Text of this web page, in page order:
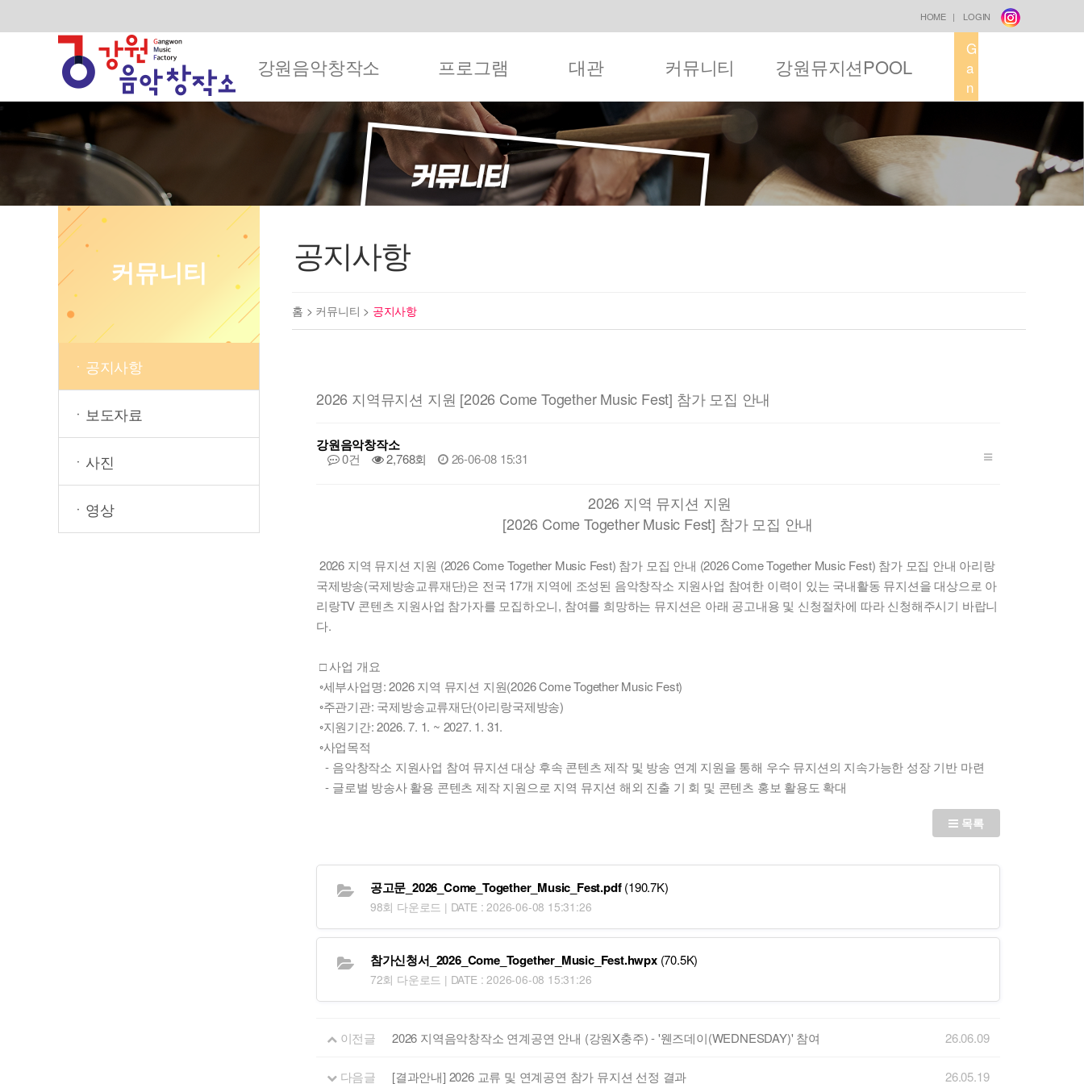
HOME | LOGIN
강원음악창작소 프로그램 대관 커뮤니티 강원뮤지션POOL
G
a
n
g
o
u
커뮤니티
ㆍ공지사항
ㆍ보도자료
ㆍ사진
ㆍ영상
공지사항
홈 > 커뮤니티 > 공지사항
2026 지역뮤지션 지원 [2026 Come Together Music Fest] 참가 모집 안내
강원음악창작소
0건 2,768회 26-06-08 15:31
2026 지역 뮤지션 지원
[2026 Come Together Music Fest] 참가 모집 안내
2026 지역 뮤지션 지원 (2026 Come Together Music Fest) 참가 모집 안내 (2026 Come Together Music Fest) 참가 모집 안내 아리랑
국제방송(국제방송교류재단)은 전국 17개 지역에 조성된 음악창작소 지원사업 참여한 이력이 있는 국내활동 뮤지션을 대상으로 아
리랑TV 콘텐츠 지원사업 참가자를 모집하오니, 참여를 희망하는 뮤지션은 아래 공고내용 및 신청절차에 따라 신청해주시기 바랍니
다.
□ 사업 개요
◦세부사업명: 2026 지역 뮤지션 지원(2026 Come Together Music Fest)
◦주관기관: 국제방송교류재단(아리랑국제방송)
◦지원기간: 2026. 7. 1. ~ 2027. 1. 31.
◦사업목적
- 음악창작소 지원사업 참여 뮤지션 대상 후속 콘텐츠 제작 및 방송 연계 지원을 통해 우수 뮤지션의 지속가능한 성장 기반 마련
- 글로벌 방송사 활용 콘텐츠 제작 지원으로 지역 뮤지션 해외 진출 기 회 및 콘텐츠 홍보 활용도 확대
목록
공고문_2026_Come_Together_Music_Fest.pdf(190.7K)
98회 다운로드 | DATE : 2026-06-08 15:31:26
참가신청서_2026_Come_Together_Music_Fest.hwpx(70.5K)
72회 다운로드 | DATE : 2026-06-08 15:31:26
이전글 2026 지역음악창작소 연계공연 안내 (강원X충주) - '웬즈데이(WEDNESDAY)' 참여 26.06.09
다음글 [결과안내] 2026 교류 및 연계공연 참가 뮤지션 선정 결과 26.05.19